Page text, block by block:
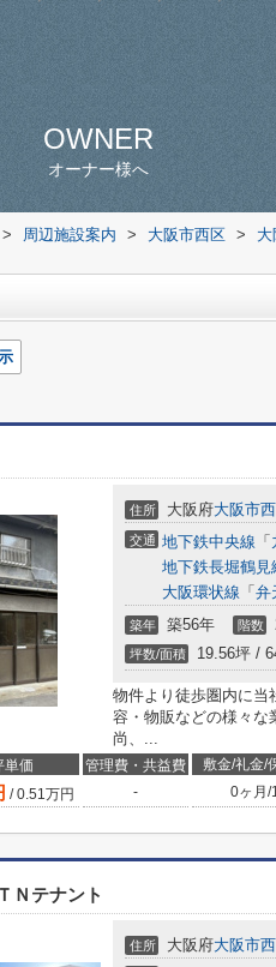
OWNER
オーナー様へ
> 周辺施設案内 > 大阪市西区 >
住所 大阪府大阪市
交通 地下鉄中央線 「
地下鉄長堀鶴見
大阪環状線 「 弁
築年 築56年 階数
坪数/面積 19.56坪 /
物件より徒歩圏内に当
容・物販などの様々な
尚、...
単価 管理費・共益費 敷金/礼金/
/0.51万円 - 0ヶ月 /
Ｎテナント
住所 大阪府大阪市